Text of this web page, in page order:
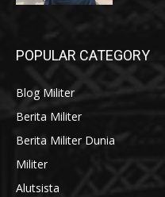
POPULAR CATEGORY
Blog Militer
Berita Militer
Berita Militer Dunia
Militer
Alutsista